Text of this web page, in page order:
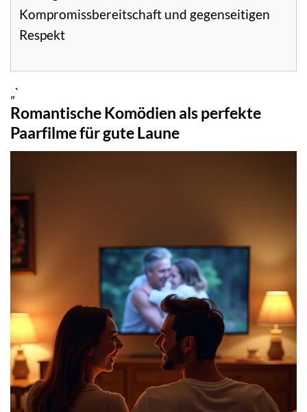
Kompromissbereitschaft und gegenseitigen
Respekt
„`
Romantische Komödien als perfekte
Paarfilme für gute Laune